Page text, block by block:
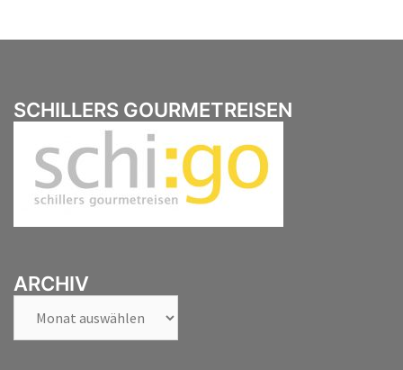
SCHILLERS GOURMETREISEN
ARCHIV